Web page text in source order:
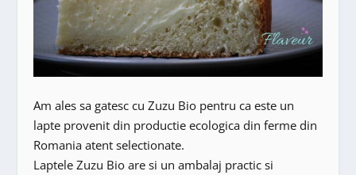
Am ales sa gatesc cu Zuzu Bio pentru ca este un
lapte provenit din productie ecologica din ferme din
Romania atent selectionate.
Laptele Zuzu Bio are si un ambalaj practic si